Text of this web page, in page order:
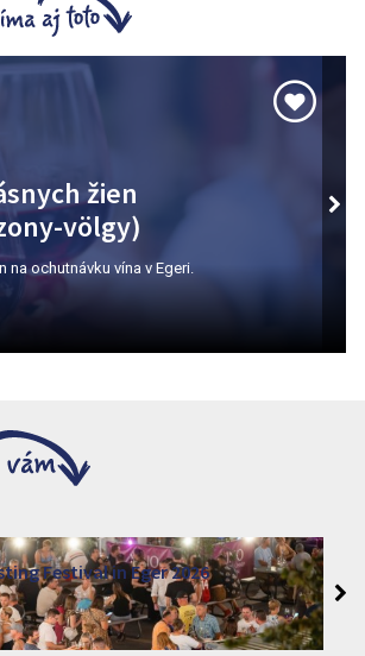
žien
völgy)
ochutnávku vína v Egeri.
Festival in Eger 2026
- 17.
István tér